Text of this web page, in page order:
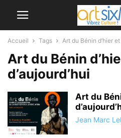
Accueil Tags Art du Bénin d’hier et
Art du Bénin
d’aujourd’hui
Art du
Jean Marc